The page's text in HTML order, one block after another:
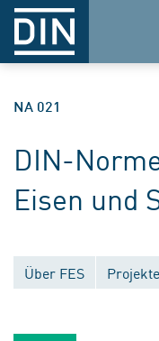
NA 021
DIN-
Eisen und
Über FES Projekte